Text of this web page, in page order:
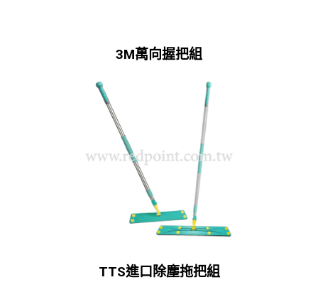
3M萬向握把組
TTS進口除塵拖把組